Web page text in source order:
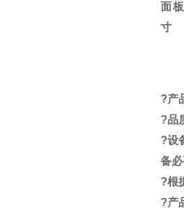
面
寸
?产
?品
?设
备
?根
?产